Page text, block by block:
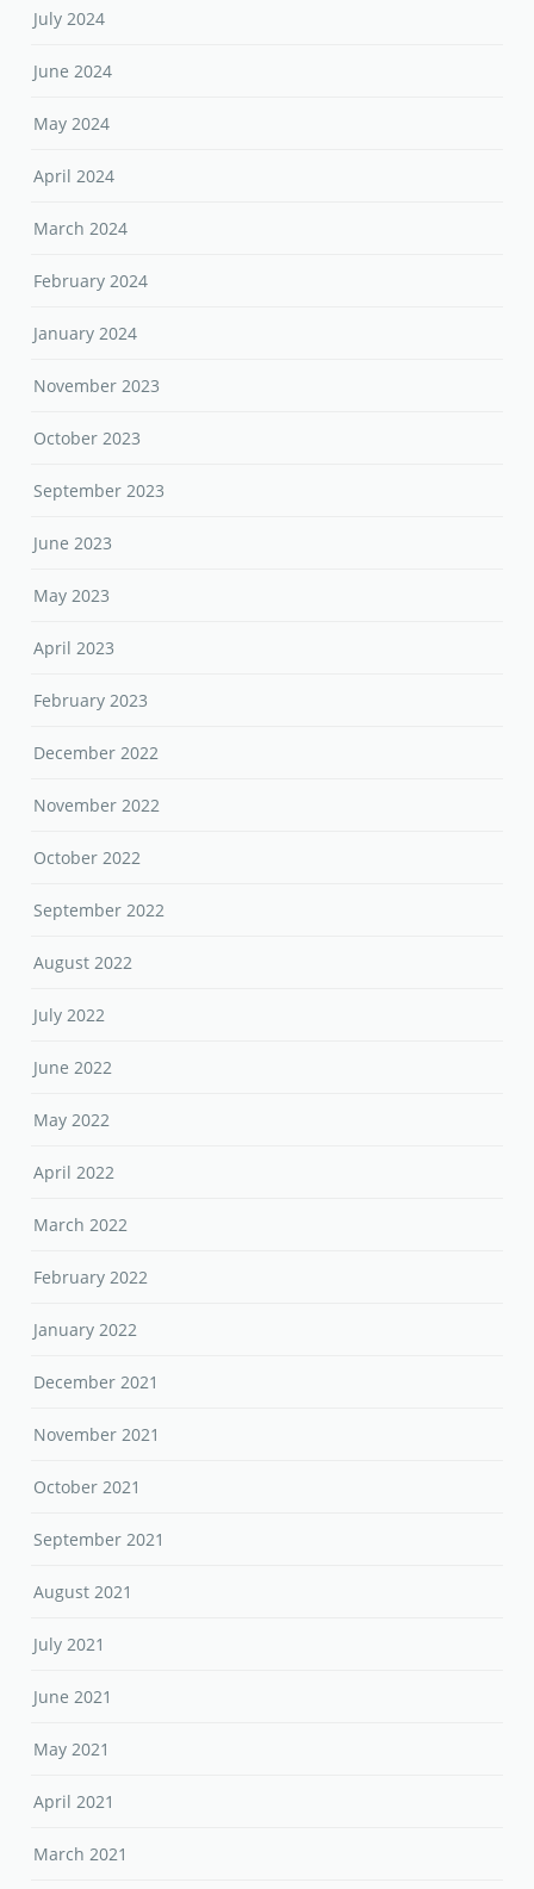
July 2024
June 2024
May 2024
April 2024
March 2024
February 2024
January 2024
November 2023
October 2023
September 2023
June 2023
May 2023
April 2023
February 2023
December 2022
November 2022
October 2022
September 2022
August 2022
July 2022
June 2022
May 2022
April 2022
March 2022
February 2022
January 2022
December 2021
November 2021
October 2021
September 2021
August 2021
July 2021
June 2021
May 2021
April 2021
March 2021